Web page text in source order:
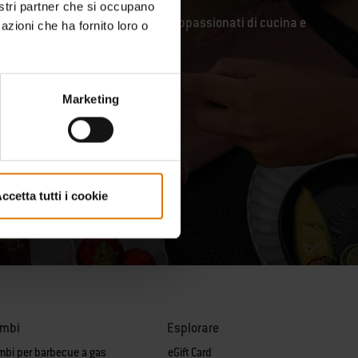
partner che si occupano
che ha fornito loro o
Marketing
tutti i cookie
di maestri del barbecue, appassionati di cucina e
per barbecue a gas
Esplorare
eGift Card